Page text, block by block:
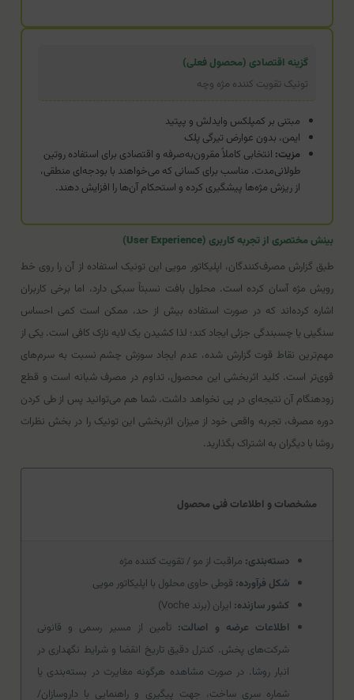
گزینه اقتصادی (محصول فعلی)
تونیک تقویت کننده مژه وچه
مبتنی بر کمپلکس وایدلش و پپتید
ایمن، بدون عوارض تیرگی پلک
مزیت: انتخابی کاملاً مقرون‌به‌صرفه و اقتصادی برای استفاده روتین
طولانی‌مدت. مناسب برای کسانی که می‌خواهند با بودجه‌ای منطقی،
از ریزش مژه‌ها پیشگیری کرده و استحکام آن‌ها را افزایش دهند.
بینش مختصری از تجربه کاربری (User Experience)
طبق گزارش مصرف‌کنندگان، اپلیکاتور مویی این تونیک استفاده از آن را روی خط
رویش مژه آسان کرده است. محلول بافت نسبتاً سبکی دارد، اما برخی کاربران
اشاره کرده‌اند که در صورت استفاده بیش از حد، ممکن است کمی احساس
سنگینی یا چسبندگی جزئی ایجاد کند؛ لذا کشیدن یک لایه نازک کافی است. یکی از
مهم‌ترین نقاط قوت گزارش شده، عدم ایجاد سوزش چشم نسبت به سرم‌های
قوی‌تر است. کلید اثربخشی این محصول، تداوم در مصرف شبانه است و قطع
زودهنگام آن نتیجه‌ای در پی نخواهد داشت. شما هم می‌توانید پس از طی کردن
دوره مصرف، تجربه واقعی خود از میزان اثربخشی این تونیک را در بخش نظرات
روشا با دیگران به اشتراک بگذارید.
مشخصات و اطلاعات فنی محصول
دسته‌بندی: مراقبت از مو / تقویت کننده مژه
شکل فرآورده: قوطی حاوی محلول با اپلیکاتور مویی
کشور سازنده: ایران (برند Voche)
اطلاعات عرضه و اصالت: تأمین از مسیر رسمی و قانونی
شرکت‌های پخش. کنترل دقیق تاریخ انقضا و شرایط نگهداری در
انبار روشا. در صورت مشاهده هرگونه مغایرت در بسته‌بندی یا
شماره سری ساخت، جهت پیگیری و راهنمایی با داروسازان/